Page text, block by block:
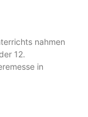
nahmen
12.
in